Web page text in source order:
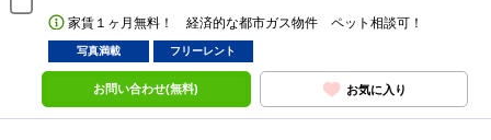
家賃１ヶ月無料！ 経済的な都市ガス物件 ペット相談可！
写真満載 フリーレント
お問い合わせ(無料) お気に入り